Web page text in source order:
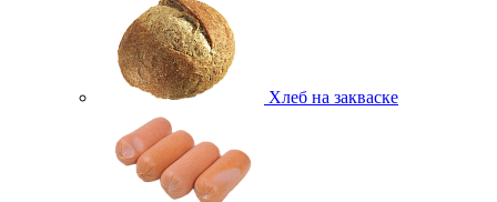
Хлеб на закваске